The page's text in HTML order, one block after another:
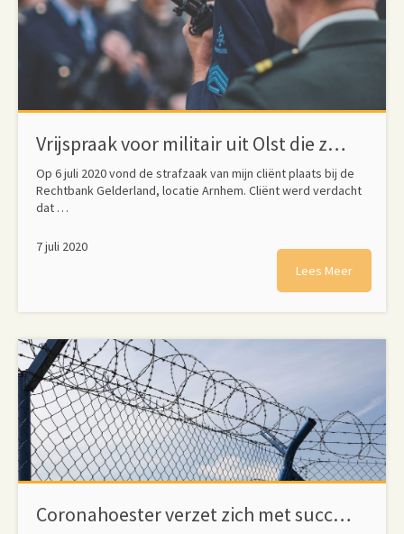
Vrijspraak voor militair uit Olst die zou hebben laten schieten met militairen op de baan
Op 6 juli 2020 vond de strafzaak van mijn cliënt plaats bij de
Rechtbank Gelderland, locatie Arnhem. Cliënt werd verdacht
dat …
7 juli 2020
Lees Meer
Coronahoester verzet zich met succes tegen supersnelrecht